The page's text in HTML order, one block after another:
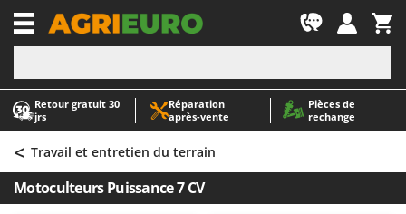
Retour gratuit 30
jrs
Réparation
après‑vente
Pièces de
rechange
-1
A
Abris de jardin
Accessoires pour tracteurs tondeuses autoportés
Aérateurs Scarificateurs pour gazon
Arracheuses de pommes de terre pour tracteur
A
AgriEuro Premium
AgriEuro TOP-LINE
AGT
< Travail et entretien du terrain
Motoculteurs Puissance 7 CV